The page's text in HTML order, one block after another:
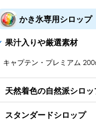
ブロックアイススライサー
台湾かき氷
フレーバー氷（味つきの氷）
カップ・スプーン
かき氷専用シロップ
果汁入りや厳選素材
キャプテン・プレミアム
天然着色の自然派シロッ
スタンダードシロップ